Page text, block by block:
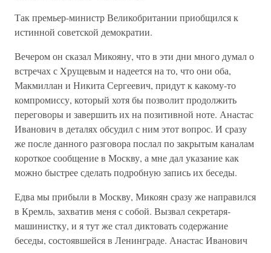
Так премьер-министр Великобритании приобщился к
истинной советской демократии.
Вечером он сказал Микояну, что в эти дни много думал о
встречах с Хрущевым и надеется на то, что они оба,
Макмиллан и Никита Сергеевич, придут к какому-то
компромиссу, который хотя бы позволит продолжить
переговоры и завершить их на позитивной ноте. Анастас
Иванович в деталях обсудил с ним этот вопрос. И сразу
же после данного разговора послал по закрытым каналам
короткое сообщение в Москву, а мне дал указание как
можно быстрее сделать подробную запись их беседы.
Едва мы прибыли в Москву, Микоян сразу же направился
в Кремль, захватив меня с собой. Вызвал секретаря-
машинистку, и я тут же стал диктовать содержание
беседы, состоявшейся в Ленинграде. Анастас Иванович